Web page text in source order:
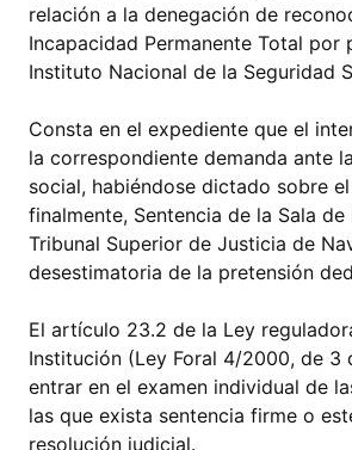
relación a la denegación de
Incapacidad Permanente Total por
Instituto Nacional de la Seguridad
Consta en el expediente que el
la correspondiente demanda ante
social, habiéndose dictado sobre
finalmente, Sentencia de la Sala
Tribunal Superior de Justicia de
desestimatoria de la pretensión
El artículo 23.2 de la Ley
Institución (Ley Foral 4/2000, de 3
entrar en el examen individual de
las que exista sentencia firme o
resolución judicial.